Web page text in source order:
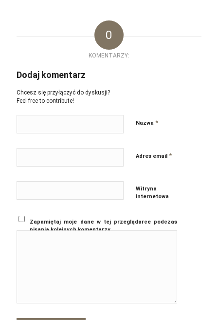
0
KOMENTARZY:
Dodaj komentarz
Chcesz się przyłączyć do dyskusji?
Feel free to contribute!
Nazwa *
Adres email *
Witryna
internetowa
Zapamiętaj moje dane w tej przeglądarce podczas
pisania kolejnych komentarzy.